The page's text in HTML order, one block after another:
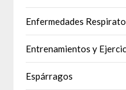
Enfermedades
Entrenamientos y
Espárragos